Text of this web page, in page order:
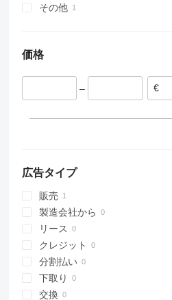
その他
価格
–
広告タイプ
販売
製造会社から
リース
クレジット
分割払い
下取り
交換